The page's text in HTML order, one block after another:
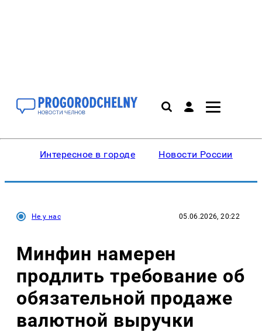
Интересное в городе Новости России
Не у нас 05.06.2026, 20:22
Минфин намерен
продлить требование об
обязательной продаже
валютной выручки